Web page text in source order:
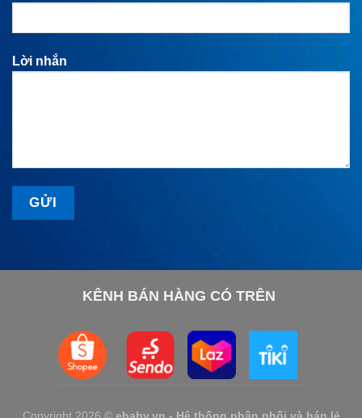
Lời nhắn
KÊNH BÁN HÀNG CÓ TRÊN
Copyright 2026 © ebaby.vn - Hệ thống phân phối và bán lẻ